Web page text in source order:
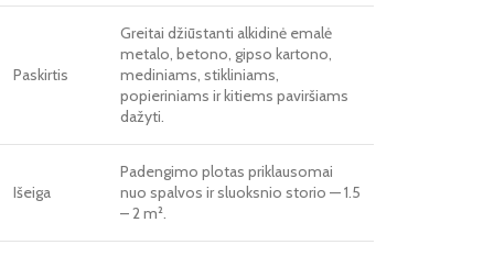
Paskirtis
Greitai džiūstanti alkidinė emalė
metalo, betono, gipso kartono,
mediniams, stikliniams,
popieriniams ir kitiems paviršiams
dažyti.
Išeiga
Padengimo plotas priklausomai
nuo spalvos ir sluoksnio storio — 1.5
– 2 m².